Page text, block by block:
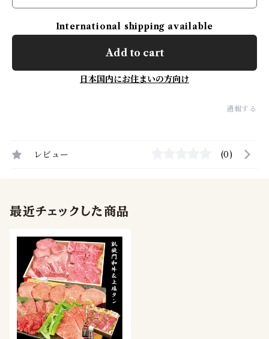
International shipping available
Add to cart
日本国内にお住まいの方向け
通報する
レビュー (0)
最近チェックした商品